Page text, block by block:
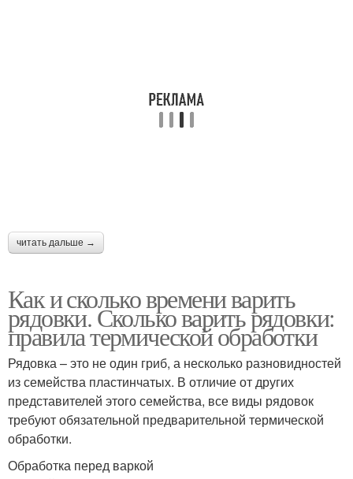
читать дальше →
Как и сколько времени варить
рядовки. Сколько варить рядовки:
правила термической обработки
Рядовка – это не один гриб, а несколько разновидностей
из семейства пластинчатых. В отличие от других
представителей этого семейства, все виды рядовок
требуют обязательной предварительной термической
обработки.
Обработка перед варкой